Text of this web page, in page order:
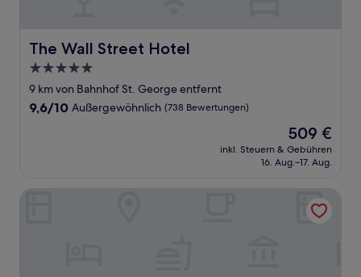
The Wall Street Hotel
The Wall Street Hotel
5.0-
Sterne-
Unterkunft
9 km von Bahnhof St. George entfernt
9.6
9,6/10 Außergewöhnlich (738 Bewertungen)
Der
Preis
beträgt
509 €
inkl. Steuern & Gebühren
16. Aug.–17. Aug.